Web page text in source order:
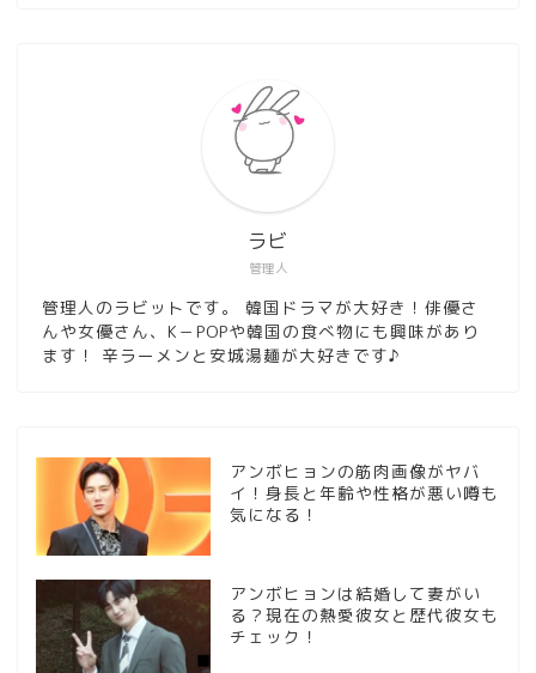
管理人
ラビ
管理人のラビットです。 韓国ドラマが大好き！俳優さ
んや女優さん、K－POPや韓国の食べ物にも興味があり
ます！ 辛ラーメンと安城湯麺が大好きです♪
アンボヒョンの筋肉画像がヤバ
イ！身長と年齢や性格が悪い噂も
気になる！
アンボヒョンは結婚して妻がい
る？現在の熱愛彼女と歴代彼女も
チェック！